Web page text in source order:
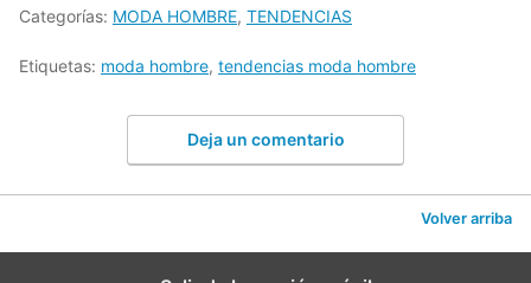
Categorías: MODA HOMBRE, TENDENCIAS
Etiquetas: moda hombre, tendencias moda hombre
Deja un comentario
Volver arriba